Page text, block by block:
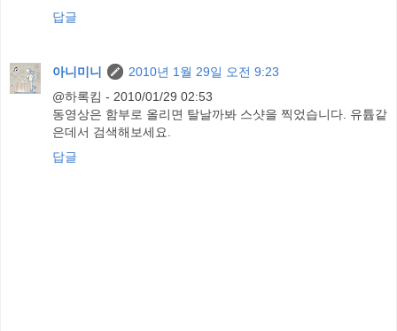
답글
아니미니
2010년 1월 29일 오전 9:23
@하록킴 - 2010/01/29 02:53
동영상은 함부로 올리면 탈날까봐 스샷을 찍었습니다. 유튭같
은데서 검색해보세요.
답글